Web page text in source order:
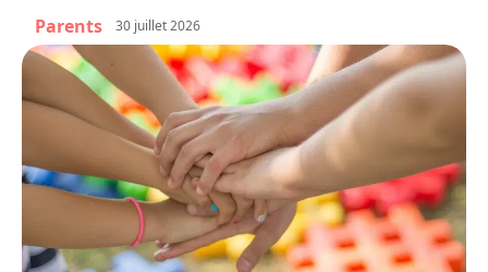
Parents 30 juillet 2026